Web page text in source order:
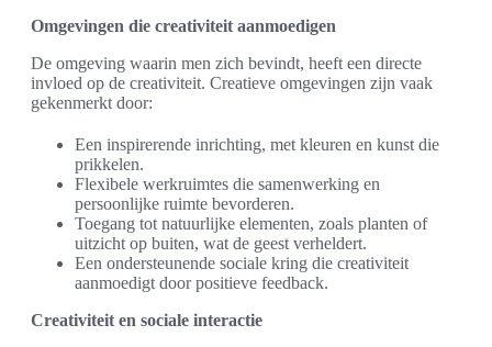
Omgevingen die creativiteit aanmoedigen
De omgeving waarin men zich bevindt, heeft een directe
invloed op de creativiteit. Creatieve omgevingen zijn vaak
gekenmerkt door:
Een inspirerende inrichting, met kleuren en kunst die
prikkelen.
Flexibele werkruimtes die samenwerking en
persoonlijke ruimte bevorderen.
Toegang tot natuurlijke elementen, zoals planten of
uitzicht op buiten, wat de geest verheldert.
Een ondersteunende sociale kring die creativiteit
aanmoedigt door positieve feedback.
Creativiteit en sociale interactie